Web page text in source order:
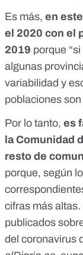
Es más, en
el 2020 con el
2019 porque
algunas
variabilidad y
poblaciones
Por lo tanto, es
la Comunidad
resto de
porque, según
cifras más
publicados
del coronavirus